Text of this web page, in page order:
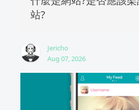
站?
Jericho
Aug 07, 2026